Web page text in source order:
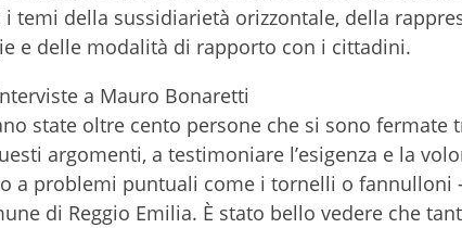
temi della sussidiarietà orizzontale, della
e delle modalità di rapporto con i cittadini.
a Mauro Bonaretti
state oltre cento persone che si sono fermate
argomenti, a testimoniare l’esigenza e la
a problemi puntuali come i tornelli o fannulloni
di Reggio Emilia. È stato bello vedere che